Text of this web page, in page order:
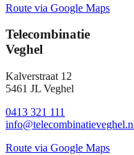
Route via Google Maps
Telecombinatie
Veghel
Kalverstraat 12
5461 JL Veghel
0413 321 111
Route via Google Maps